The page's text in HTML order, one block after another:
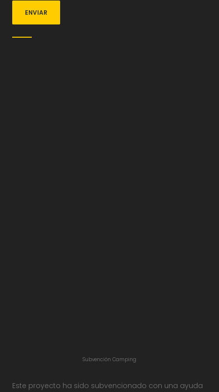
Subvención Camping
Este proyecto ha sido subvencionado con una ayuda